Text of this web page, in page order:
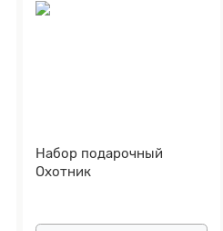
Набор подарочный
Охотник